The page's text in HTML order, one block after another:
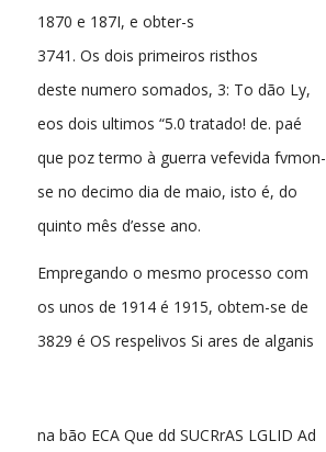
1870 e 187I, e obter-s
3741. Os dois primeiros risthos
deste numero somados, 3: To dão Ly,
eos dois ultimos “5.0 tratado! de. paé
que poz termo à guerra vefevida fvmon-
se no decimo dia de maio, isto é, do
quinto mês d’esse ano.
Empregando o mesmo processo com
os unos de 1914 é 1915, obtem-se de
3829 é OS respelivos Si ares de alganis
na bão ECA Que dd SUCRrAS LGLID Ad